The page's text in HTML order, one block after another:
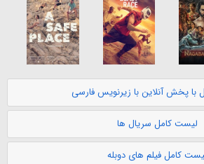
با پخش آنلاین با زیرنویس فارسی
لیست کامل سریال ها
کامل فیلم های دوبله